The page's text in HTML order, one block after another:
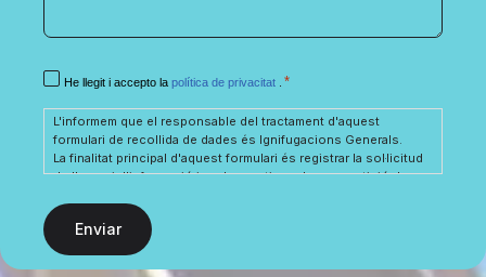
Consentimiento
He llegit i accepto la política de privacitat *
L'informem que el responsable del tractament d'aquest
formulari de recollida de dades és Ignifugacions Generals.
La finalitat principal d'aquest formulari és registrar la sol·licitud
de l'usuari d'informació i poder gestionar la seva petició de
productes dels quals Ignifugacions Generals disposa.
Així mateix, informem l'usuari que la base legítima per als
tractaments que es van a dur a terme és el consentiment.
D'acord amb els drets que li confereix la normativa vigent en